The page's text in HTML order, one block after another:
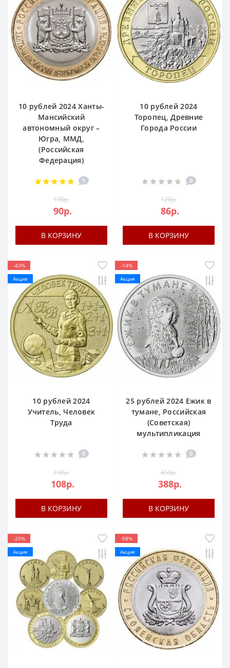
10 рублей 2024 Ханты-
Мансийский
автономный округ –
Югра, ММД,
(Российская
Федерация)
1
190р.
90р.
В КОРЗИНУ
10 рублей 2024
Торопец, Древние
Города России
0
120р.
86р.
В КОРЗИНУ
-43%
Акция
10 рублей 2024
Учитель, Человек
Труда
0
190р.
108р.
В КОРЗИНУ
-14%
Акция
25 рублей 2024 Ежик в
тумане, Российская
(Cоветская)
мультипликация
0
450р.
388р.
В КОРЗИНУ
-20%
Акция
-58%
Акция